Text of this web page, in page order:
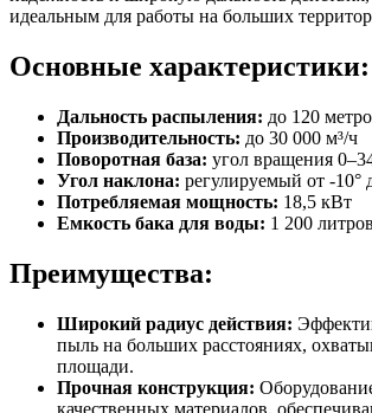
идеальным для работы на больших
Основные характеристики:
Дальность распыления: до 120
Производительность: до 30 000 м³/ч
Поворотная база: угол вращения
Угол наклона: регулируемый от -10°
Потребляемая мощность: 18,5 кВт
Емкость бака для воды: 1 200 литров
Преимущества:
Широкий радиус действия:
пыль на больших расстояниях,
площади.
Прочная конструкция:
качественных материалов,